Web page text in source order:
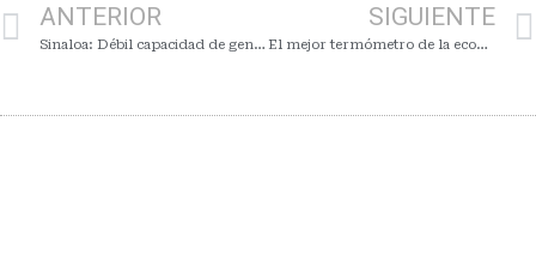
ANTERIOR
Sinaloa: Débil capacidad de generación de empleo formal y un sector primario en crisis
SIGUIENTE
El mejor termómetro de la economía: El poder adquisitivo